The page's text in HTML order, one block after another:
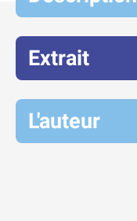
Extrait
L'auteur